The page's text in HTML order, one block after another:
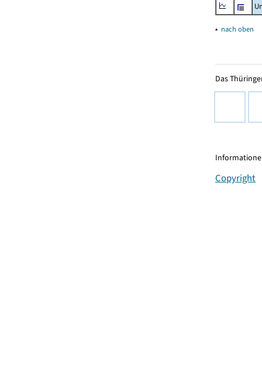
▴ nach oben
Das
Copyright